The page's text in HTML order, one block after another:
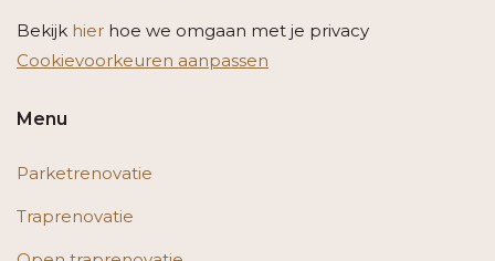
Bekijk hier hoe we omgaan met je privacy
Cookievoorkeuren aanpassen
Menu
Parketrenovatie
Traprenovatie